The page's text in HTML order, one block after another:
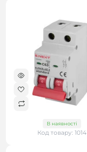
В наявності
Код товару: 1014